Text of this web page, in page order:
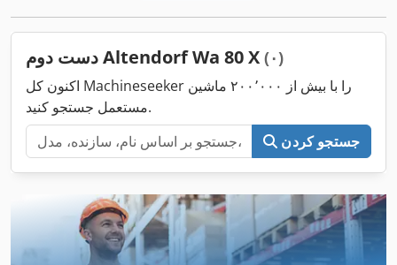
دست دوم Altendorf Wa 80 X (۰)
اکنون کل Machineseeker را با بیش از ۲۰۰٬۰۰۰ ماشین
مستعمل جستجو کنید.
جستجو کردن